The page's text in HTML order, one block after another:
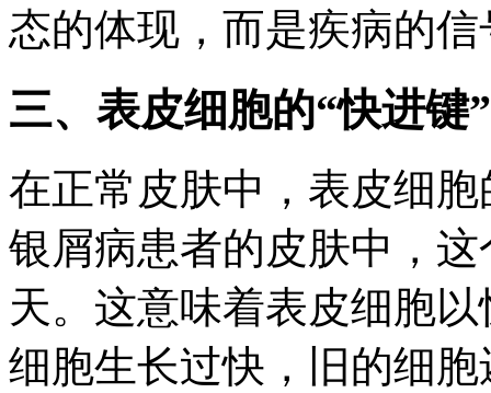
态的体现，而是疾病的信
三、表皮细胞的“快进键”
在正常皮肤中，表皮细
银屑病患者的皮肤中，
天。这意味着表皮细胞
细胞生长过快，旧的细